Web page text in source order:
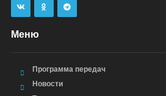
Меню
Программа передач
Новости